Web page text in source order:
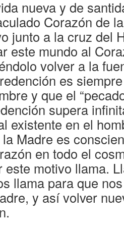
nueva y de
Corazón de
junto a la cruz del
este mundo al
volver a la
es
y que el
supera
existente en el
Madre es
en todo el
este motivo llama.
llama para que
y así volver